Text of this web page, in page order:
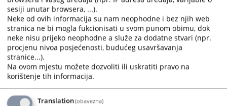
sesiji unutar browsera, ...).
Neke od ovih informacija su nam neophodne i bez njih web
stranica ne bi mogla fukcionisati u svom punom obimu, dok
neke nisu prijeko neophodne a služe za dodatne stvari (npr.
procjenu nivoa posjećenosti, budućeg usavršavanja
stranice...).
Na ovom mjestu možete dozvoliti ili uskratiti pravo na
korištenje tih informacija.
Translation(obavezna)